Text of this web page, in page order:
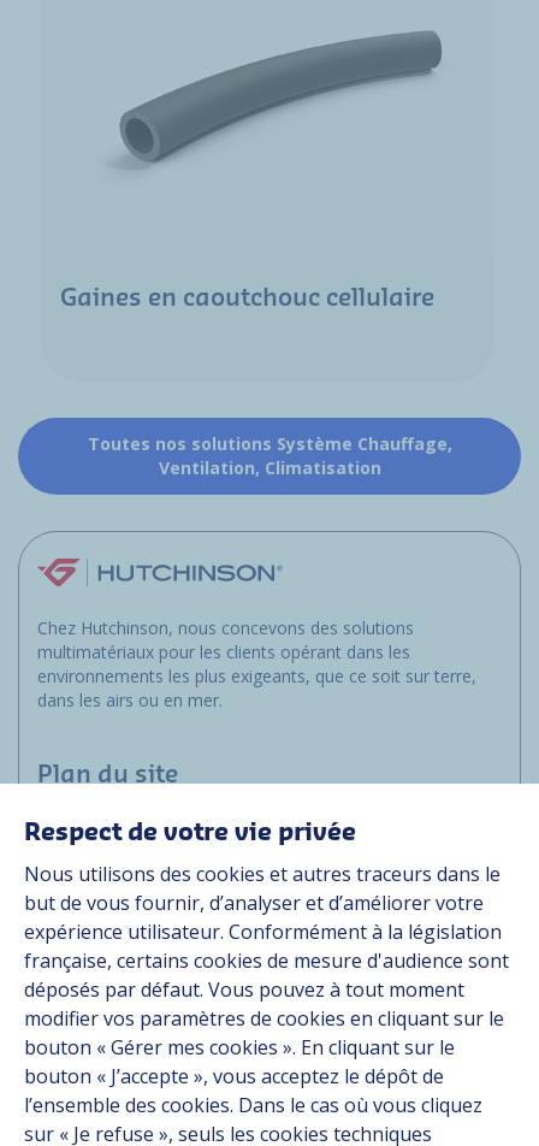
Gaines en caoutchouc cellulaire
Toutes nos solutions Système Chauffage,
Ventilation, Climatisation
Chez Hutchinson, nous concevons des solutions
multimatériaux pour les clients opérant dans les
environnements les plus exigeants, que ce soit sur terre,
dans les airs ou en mer.
Plan du site
Applications
Solutions
Ressources
À propos
Carrière
Contact
Suivez-nous
Respect de votre vie privée
Nous utilisons des cookies et autres traceurs dans le
but de vous fournir, d’analyser et d’améliorer votre
expérience utilisateur. Conformément à la législation
française, certains cookies de mesure d'audience sont
déposés par défaut. Vous pouvez à tout moment
modifier vos paramètres de cookies en cliquant sur le
bouton « Gérer mes cookies ». En cliquant sur le
bouton « J’accepte », vous acceptez le dépôt de
l’ensemble des cookies. Dans le cas où vous cliquez
sur « Je refuse », seuls les cookies techniques